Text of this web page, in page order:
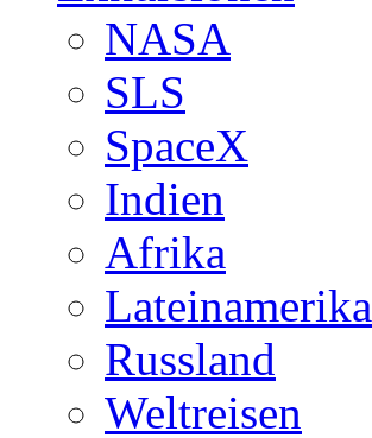
NASA
SLS
SpaceX
Indien
Afrika
Lateinamerika
Russland
Weltreisen